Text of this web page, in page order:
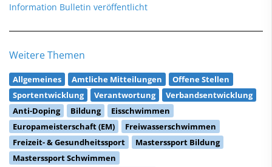
Information Bulletin veröffentlicht
Weitere Themen
Allgemeines Amtliche Mitteilungen
Offene Stellen
Sportentwicklung
Verantwortung
Verbandsentwicklung
Anti-Doping
Bildung
Eisschwimmen
Europameisterschaft (EM)
Freiwasserschwimmen
Freizeit- & Gesundheitssport
Masterssport Bildung
Masterssport Schwimmen